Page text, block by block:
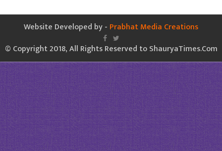
Website Developed by - Prabhat Media Creations
© Copyright 2018, All Rights Reserved to ShauryaTimes.Com